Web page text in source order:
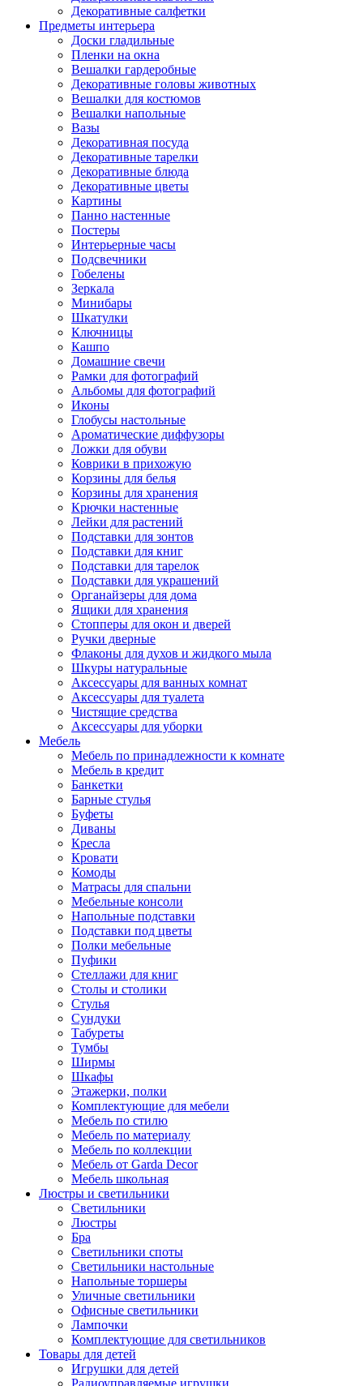
Декоративные салфетки
Предметы интерьера
Доски гладильные
Пленки на окна
Вешалки гардеробные
Декоративные головы животных
Вешалки для костюмов
Вешалки напольные
Вазы
Декоративная посуда
Декоративные тарелки
Декоративные блюда
Декоративные цветы
Картины
Панно настенные
Постеры
Интерьерные часы
Подсвечники
Гобелены
Зеркала
Минибары
Шкатулки
Ключницы
Кашпо
Домашние свечи
Рамки для фотографий
Альбомы для фотографий
Иконы
Глобусы настольные
Ароматические диффузоры
Ложки для обуви
Коврики в прихожую
Корзины для белья
Корзины для хранения
Крючки настенные
Лейки для растений
Подставки для зонтов
Подставки для книг
Подставки для тарелок
Подставки для украшений
Органайзеры для дома
Ящики для хранения
Стопперы для окон и дверей
Ручки дверные
Флаконы для духов и жидкого мыла
Шкуры натуральные
Аксессуары для ванных комнат
Аксессуары для туалета
Чистящие средства
Аксессуары для уборки
Мебель
Мебель по принадлежности к комнате
Мебель в кредит
Банкетки
Барные стулья
Буфеты
Диваны
Кресла
Кровати
Комоды
Матрасы для спальни
Мебельные консоли
Напольные подставки
Подставки под цветы
Полки мебельные
Пуфики
Стеллажи для книг
Столы и столики
Стулья
Сундуки
Табуреты
Тумбы
Ширмы
Шкафы
Этажерки, полки
Комплектующие для мебели
Мебель по стилю
Мебель по материалу
Мебель по коллекции
Мебель от Garda Decor
Мебель школьная
Люстры и светильники
Светильники
Люстры
Бра
Светильники споты
Светильники настольные
Напольные торшеры
Уличные светильники
Офисные светильники
Лампочки
Комплектующие для светильников
Товары для детей
Игрушки для детей
Радиоуправляемые игрушки